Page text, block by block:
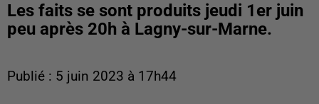
Les faits se sont produits jeudi 1er juin
peu après 20h à Lagny-sur-Marne.
Publié : 5 juin 2023 à 17h44